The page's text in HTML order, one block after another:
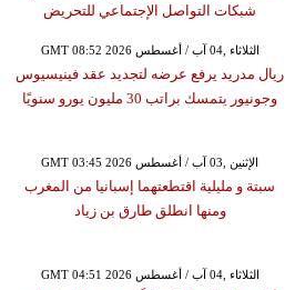
شبكات التواصل الإجتماعي للتحريض
GMT 08:52 2026 الثلاثاء ,04 آب / أغسطس
ريال مدريد يرفع عرضه لتجديد عقد فينيسيوس
وجونيور يتمسك براتب 30 مليون يورو سنويًا
GMT 03:45 2026 الإثنين ,03 آب / أغسطس
سبتة و مليلية اقتطعتهما إسبانيا من المغرب
ومنها انطلق طارق بن زياد
GMT 04:51 2026 الثلاثاء ,04 آب / أغسطس